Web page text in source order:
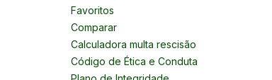
Favoritos
Comparar
Calculadora multa rescisão
Código de Ética e Conduta